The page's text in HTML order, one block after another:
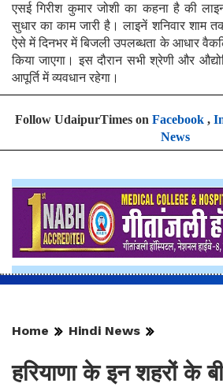
एसई गिरीश कुमार जोशी का कहना है की
सुधार का काम जारी है। लाइनें शनिवार शाम
ऐसे में दिनभर में बिजली उपलब्धता के आधार
किया जाएगा। इस दौरान सभी श्रेणी और
आपूर्ति में व्यवधान रहेगा।
Follow UdaipurTimes on Facebook,
News
Home Hindi News
हरियाणा के इन शहरों के